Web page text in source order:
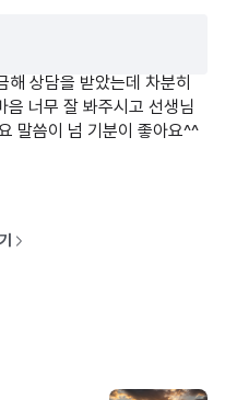
상담을 받았는데 차분히
너무 잘 봐주시고 선생님
말씀이 넘 기분이 좋아요^^